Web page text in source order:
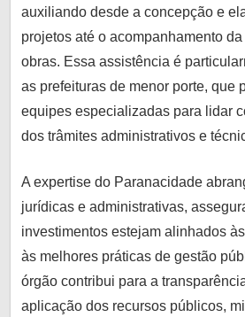
auxiliando desde a concepção e
projetos até o acompanhamento
obras. Essa assistência é
as prefeituras de menor porte, que
equipes especializadas para lidar
dos trâmites administrativos e
A expertise do Paranacidade
jurídicas e administrativas,
investimentos estejam alinhados
às melhores práticas de gestão
órgão contribui para a
aplicação dos recursos públicos,